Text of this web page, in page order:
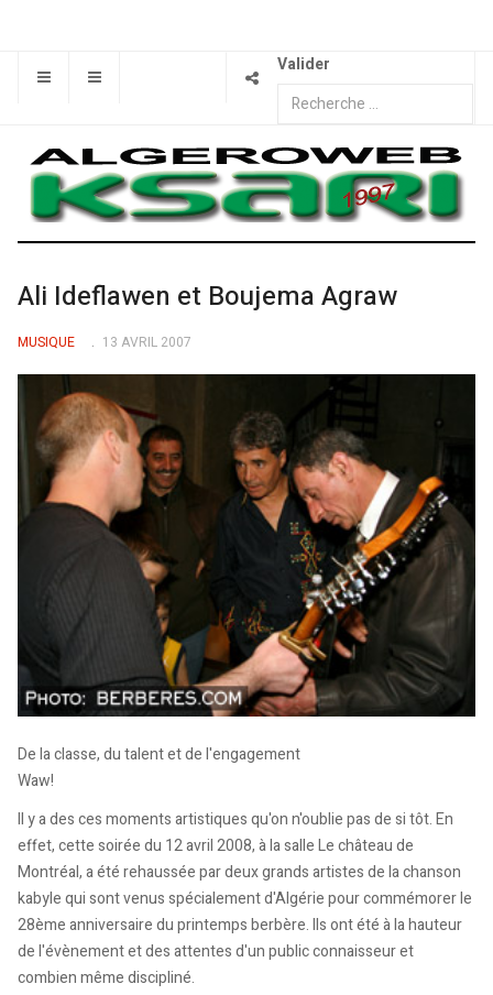
Valider
Ali Ideflawen et Boujema Agraw
MUSIQUE 13 AVRIL 2007
De la classe, du talent et de l'engagement
Waw!
Il y a des ces moments artistiques qu'on n'oublie pas de si tôt. En
effet, cette soirée du 12 avril 2008, à la salle Le château de
Montréal, a été rehaussée par deux grands artistes de la chanson
kabyle qui sont venus spécialement d'Algérie pour commémorer le
28ème anniversaire du printemps berbère. Ils ont été à la hauteur
de l'évènement et des attentes d'un public connaisseur et
combien même discipliné.